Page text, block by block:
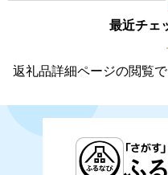
最近チェ
返礼品詳細ページの閲覧